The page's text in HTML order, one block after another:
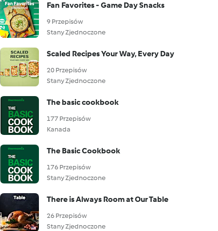
Fan Favorites - Game Day Snacks
9 Przepisów
Stany Zjednoczone
Scaled Recipes Your Way, Every Day
20 Przepisów
Stany Zjednoczone
The basic cookbook
177 Przepisów
Kanada
The Basic Cookbook
176 Przepisów
Stany Zjednoczone
There is Always Room at Our Table
26 Przepisów
Stany Zjednoczone